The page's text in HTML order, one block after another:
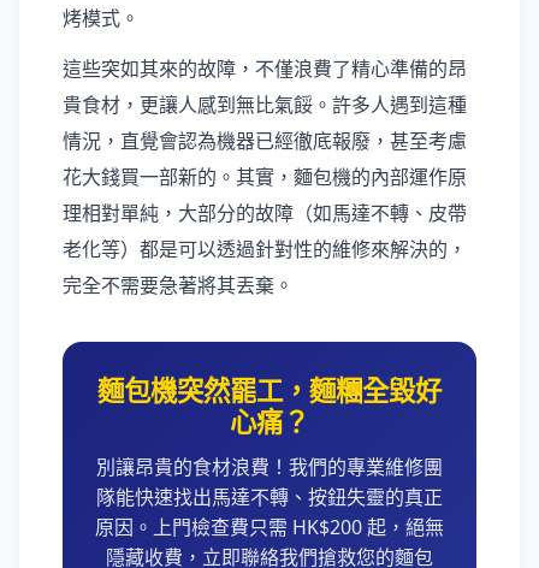
烤模式。
這些突如其來的故障，不僅浪費了精心準備的昂
貴食材，更讓人感到無比氣餒。許多人遇到這種
情況，直覺會認為機器已經徹底報廢，甚至考慮
花大錢買一部新的。其實，麵包機的內部運作原
理相對單純，大部分的故障（如馬達不轉、皮帶
老化等）都是可以透過針對性的維修來解決的，
完全不需要急著將其丟棄。
麵包機突然罷工，麵糰全毀好
心痛？
別讓昂貴的食材浪費！我們的專業維修團
隊能快速找出馬達不轉、按鈕失靈的真正
原因。上門檢查費只需 HK$200 起，絕無
隱藏收費，立即聯絡我們搶救您的麵包